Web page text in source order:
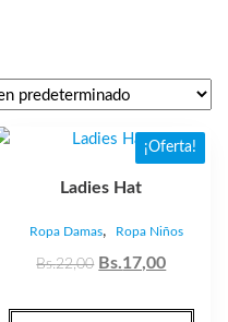
¡Oferta!
Ladies Hat
Ropa Damas, Ropa Niños
Bs.22,00 Bs.17,00